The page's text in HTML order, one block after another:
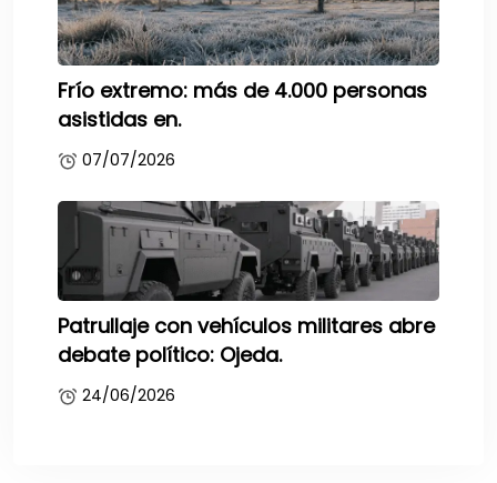
Frío extremo: más de 4.000 personas
asistidas en.
07/07/2026
Patrullaje con vehículos militares abre
debate político: Ojeda.
24/06/2026